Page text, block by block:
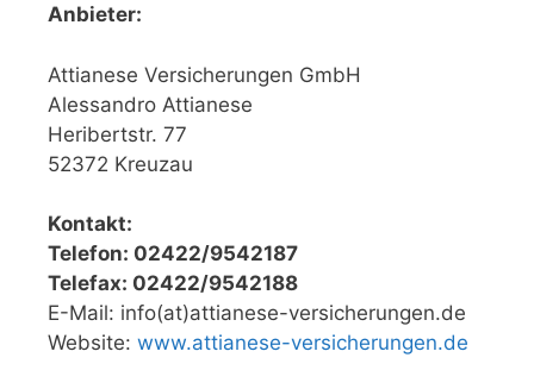
Anbieter:
Attianese Versicherungen GmbH
Alessandro Attianese
Heribertstr. 77
52372 Kreuzau
Kontakt:
Telefon: 02422/9542187
Telefax: 02422/9542188
E-Mail: info(at)attianese-versicherungen.de
Website: www.attianese-versicherungen.de